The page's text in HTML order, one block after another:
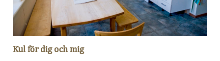
Kul för dig och mig